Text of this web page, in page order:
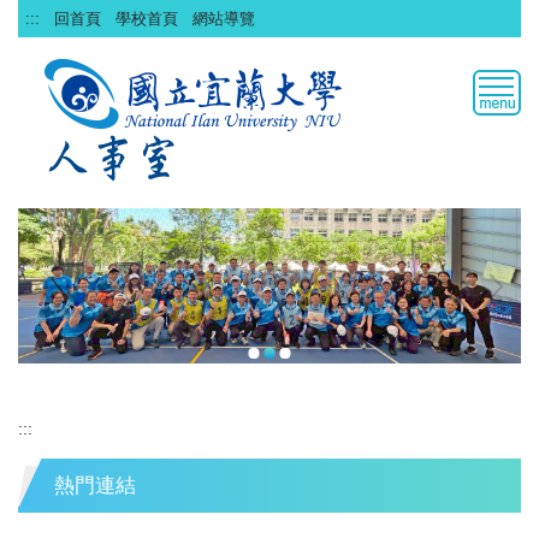
跳
到
::: 回首頁 學校首頁 網站導覽
:::
熱門連結